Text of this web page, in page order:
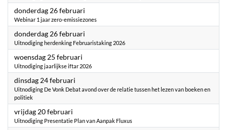
donderdag 26 februari
Webinar 1 jaar zero-emissiezones
donderdag 26 februari
Uitnodiging herdenking Februaristaking 2026
woensdag 25 februari
Uitnodiging jaarlijkse iftar 2026
dinsdag 24 februari
Uitnodiging De Vonk Debat avond over de relatie tussen het lezen van boeken en
politiek
vrijdag 20 februari
Uitnodiging Presentatie Plan van Aanpak Fluxus